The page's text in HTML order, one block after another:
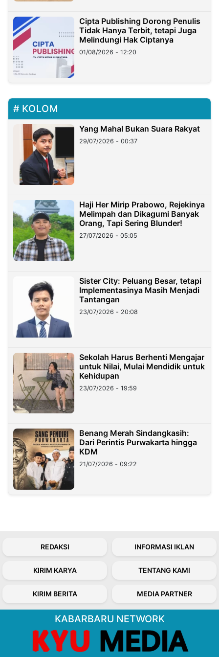
Cipta Publishing Dorong Penulis
Tidak Hanya Terbit, tetapi Juga
Melindungi Hak Ciptanya
01/08/2026 - 12:20
KOLOM
Yang Mahal Bukan Suara Rakyat
29/07/2026 - 00:37
Haji Her Mirip Prabowo, Rejekinya
Melimpah dan Dikagumi Banyak
Orang, Tapi Sering Blunder!
27/07/2026 - 05:05
Sister City: Peluang Besar, tetapi
Implementasinya Masih Menjadi
Tantangan
23/07/2026 - 20:08
Sekolah Harus Berhenti Mengajar
untuk Nilai, Mulai Mendidik untuk
Kehidupan
23/07/2026 - 19:59
Benang Merah Sindangkasih:
Dari Perintis Purwakarta hingga
KDM
21/07/2026 - 09:22
REDAKSI INFORMASI IKLAN
KIRIM KARYA TENTANG KAMI
KIRIM BERITA MEDIA PARTNER
KABARBARU NETWORK